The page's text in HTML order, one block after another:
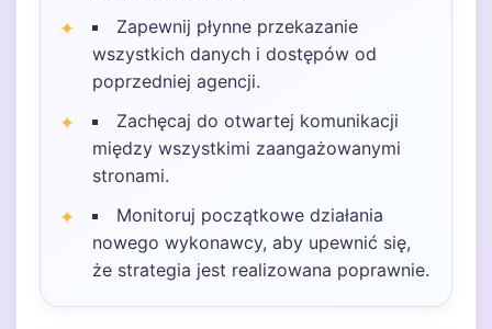
Zapewnij płynne przekazanie
wszystkich danych i dostępów od
poprzedniej agencji.
Zachęcaj do otwartej komunikacji
między wszystkimi zaangażowanymi
stronami.
Monitoruj początkowe działania
nowego wykonawcy, aby upewnić się,
że strategia jest realizowana poprawnie.